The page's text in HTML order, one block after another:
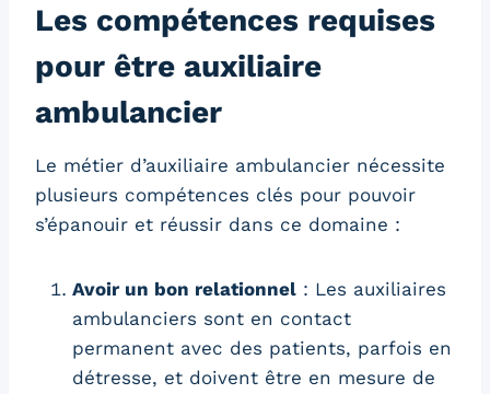
Les compétences requises
pour être auxiliaire
ambulancier
Le métier d’auxiliaire ambulancier nécessite
plusieurs compétences clés pour pouvoir
s’épanouir et réussir dans ce domaine :
Avoir un bon relationnel : Les auxiliaires
ambulanciers sont en contact
permanent avec des patients, parfois en
détresse, et doivent être en mesure de